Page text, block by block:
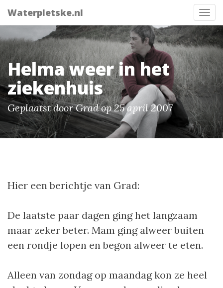
Waterpletske.nl
Helma weer in het
ziekenhuis
Geplaatst door Grad op 25 april 2007
Hier een berichtje van Grad:
De laatste paar dagen ging het langzaam
maar zeker beter. Mam ging alweer buiten
een rondje lopen en begon alweer te eten.
Alleen van zondag op maandag kon ze heel